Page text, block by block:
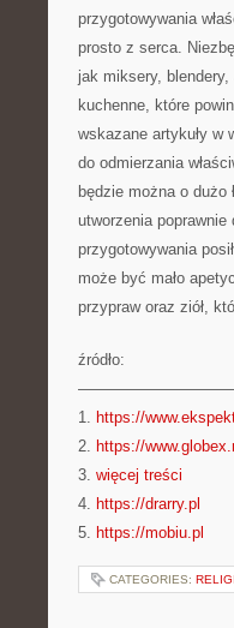
przygotowywania
prosto z serca.
jak miksery,
kuchenne, które
wskazane artykuły w
do odmierzania
będzie można o dużo
utworzenia
przygotowywania
może być mało
przypraw oraz ziół,
źródło:
1. https://
2. https://
3. więcej treści
4. https://drarry.pl
5. https://mobiu.pl
CATEGORIES: